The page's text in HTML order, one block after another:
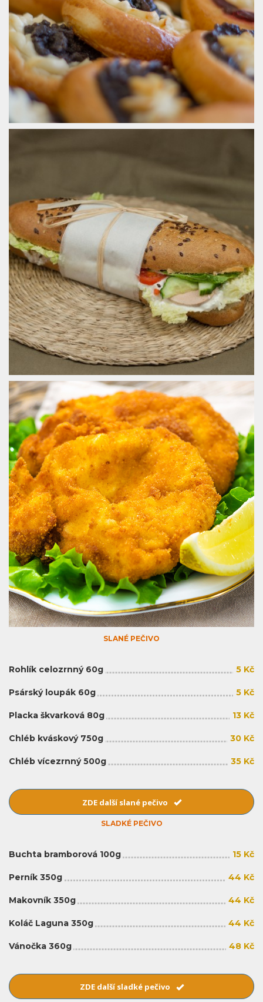
SLANÉ PEČIVO
Rohlík celozrnný 60g 5 Kč
Psárský loupák 60g 5 Kč
Placka škvarková 80g 13 Kč
Chléb kváskový 750g 30 Kč
Chléb vícezrnný 500g 35 Kč
ZDE další slané pečivo
SLADKÉ PEČIVO
Buchta bramborová 100g 15 Kč
Perník 350g 44 Kč
Makovník 350g 44 Kč
Koláč Laguna 350g 44 Kč
Vánočka 360g 48 Kč
ZDE další sladké pečivo